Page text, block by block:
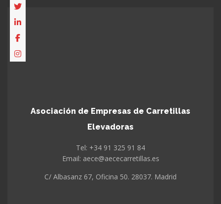
Asociación de Empresas de Carretillas
Elevadoras
Tel: +34 91 325 91 84
Email: aece@aececarretillas.es
C/ Albasanz 67, Oficina 50. 28037. Madrid